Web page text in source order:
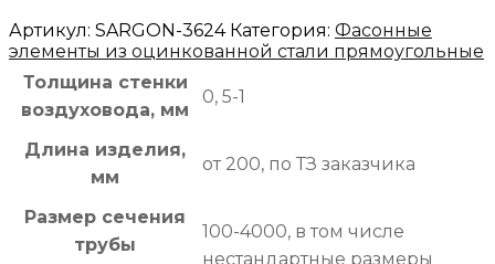
Артикул: SARGON-3624 Категория: Фасонные
элементы из оцинкованной стали прямоугольные
Толщина стенки
воздуховода, мм
0, 5-1
Длина изделия,
мм
от 200, по ТЗ заказчика
Размер сечения
трубы
100-4000, в том числе
нестандартные размеры